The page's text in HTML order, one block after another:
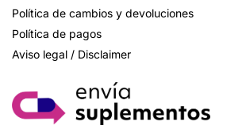
Política de cambios y devoluciones
Política de pagos
Aviso legal / Disclaimer